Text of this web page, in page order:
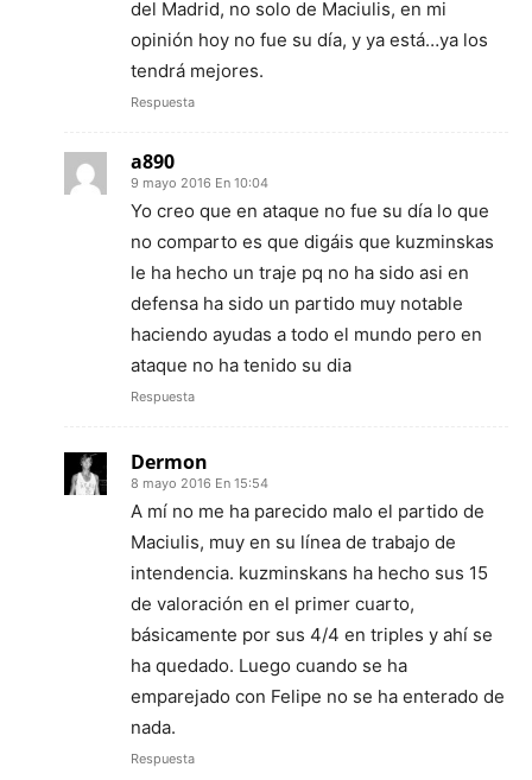
del Madrid, no solo de Maciulis, en mi
opinión hoy no fue su día, y ya está…ya los
tendrá mejores.
Respuesta
a890
9 mayo 2016 En 10:04
Yo creo que en ataque no fue su día lo que
no comparto es que digáis que kuzminskas
le ha hecho un traje pq no ha sido asi en
defensa ha sido un partido muy notable
haciendo ayudas a todo el mundo pero en
ataque no ha tenido su dia
Respuesta
Dermon
8 mayo 2016 En 15:54
A mí no me ha parecido malo el partido de
Maciulis, muy en su línea de trabajo de
intendencia. kuzminskans ha hecho sus 15
de valoración en el primer cuarto,
básicamente por sus 4/4 en triples y ahí se
ha quedado. Luego cuando se ha
emparejado con Felipe no se ha enterado de
nada.
Respuesta